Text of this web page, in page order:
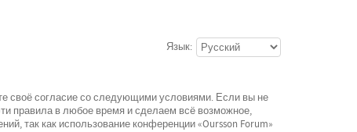
Язык:
своё согласие со следующими условиями. Если вы не
правила в любое время и сделаем всё возможное,
так как использование конференции «Oursson Forum»